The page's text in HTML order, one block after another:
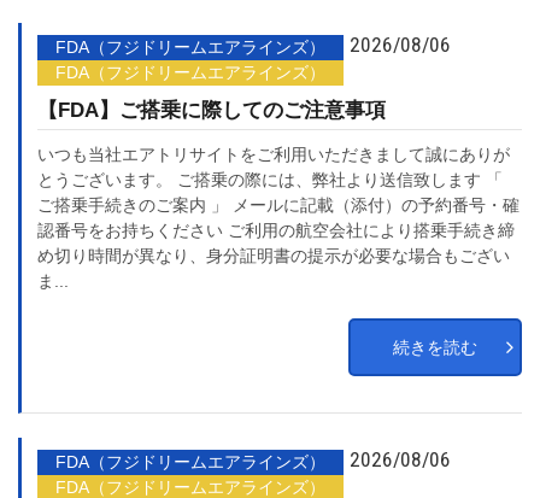
FDA（フジドリームエアラインズ）
FDA（フジドリームエアラインズ）
2026/08/06
【FDA】ご搭乗に際してのご注意事項
いつも当社エアトリサイトをご利用いただきまして誠にありが
とうございます。 ご搭乗の際には、弊社より送信致します 「
ご搭乗手続きのご案内 」 メールに記載（添付）の予約番号・確
認番号をお持ちください ご利用の航空会社により搭乗手続き締
め切り時間が異なり、身分証明書の提示が必要な場合もござい
ま...
続きを読む
FDA（フジドリームエアラインズ）
FDA（フジドリームエアラインズ）
2026/08/06